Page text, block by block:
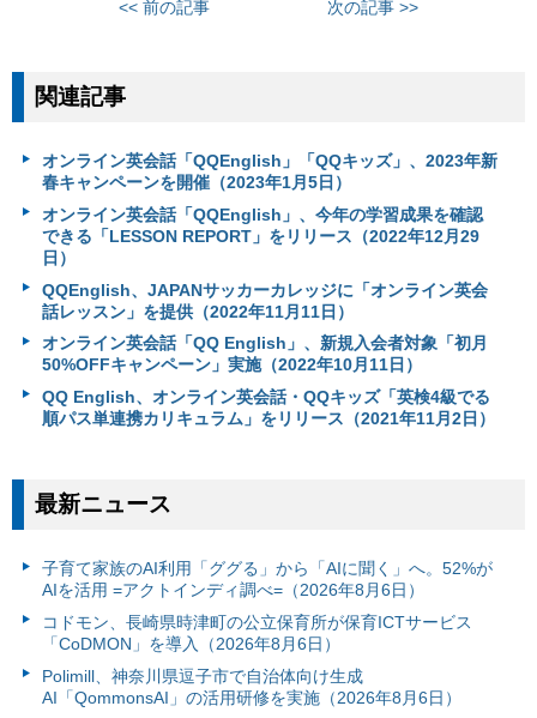
<< 前の記事 次の記事 >>
関連記事
オンライン英会話「QQEnglish」「QQキッズ」、2023年新
春キャンペーンを開催（2023年1月5日）
オンライン英会話「QQEnglish」、今年の学習成果を確認
できる「LESSON REPORT」をリリース（2022年12月29
日）
QQEnglish、JAPANサッカーカレッジに「オンライン英会
話レッスン」を提供（2022年11月11日）
オンライン英会話「QQ English」、新規入会者対象「初月
50%OFFキャンペーン」実施（2022年10月11日）
QQ English、オンライン英会話・QQキッズ「英検4級でる
順パス単連携カリキュラム」をリリース（2021年11月2日）
最新ニュース
子育て家族のAI利用「ググる」から「AIに聞く」へ。52%が
AIを活用 =アクトインディ調べ=（2026年8月6日）
コドモン、長崎県時津町の公立保育所が保育ICTサービス
「CoDMON」を導入（2026年8月6日）
Polimill、神奈川県逗子市で自治体向け生成
AI「QommonsAI」の活用研修を実施（2026年8月6日）